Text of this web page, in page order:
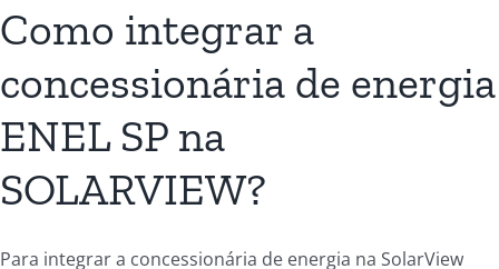
Como integrar a
concessionária de energia
ENEL SP na
SOLARVIEW?
Para integrar a concessionária de energia na SolarView